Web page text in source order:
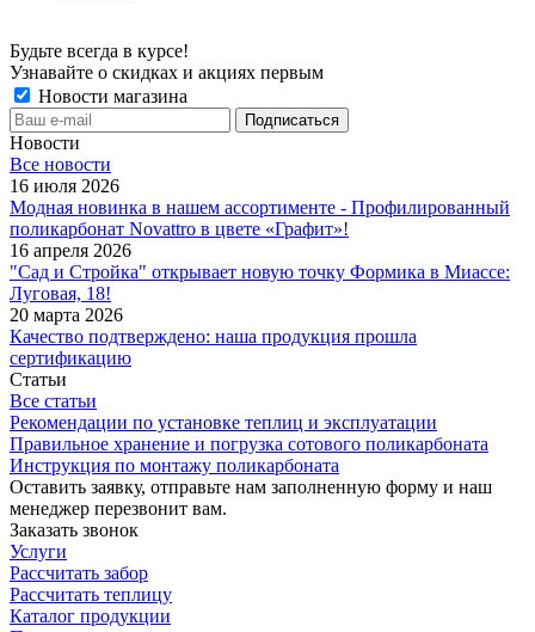
Будьте всегда в курсе!
Узнавайте о скидках и акциях первым
Новости магазина
Новости
Все новости
16 июля 2026
Модная новинка в нашем ассортименте - Профилированный
поликарбонат Novattro в цвете «Графит»!
16 апреля 2026
"Сад и Стройка" открывает новую точку Формика в Миассе:
Луговая, 18!
20 марта 2026
Качество подтверждено: наша продукция прошла
сертификацию
Статьи
Все статьи
Рекомендации по установке теплиц и эксплуатации
Правильное хранение и погрузка сотового поликарбоната
Инструкция по монтажу поликарбоната
Оставить заявку, отправьте нам заполненную форму и наш
менеджер перезвонит вам.
Заказать звонок
Услуги
Рассчитать забор
Рассчитать теплицу
Каталог продукции